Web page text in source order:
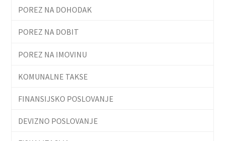
POREZ NA DOHODAK
POREZ NA DOBIT
POREZ NA IMOVINU
KOMUNALNE TAKSE
FINANSIJSKO POSLOVANJE
DEVIZNO POSLOVANJE